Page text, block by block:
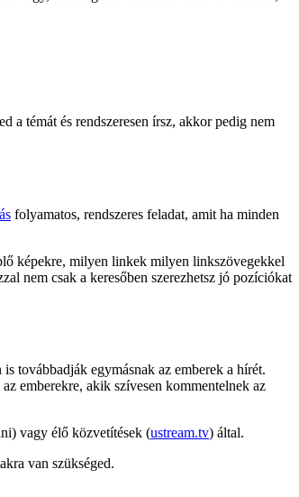
a témát és rendszeresen írsz, akkor pedig nem
folyamatos, rendszeres feladat, amit ha minden
képekre, milyen linkek milyen linkszövegekkel
nem csak a keresőben szerezhetsz jó pozíciókat
továbbadják egymásnak az emberek a hírét.
emberekre, akik szívesen kommentelnek az
vagy élő közvetítések (ustream.tv) által.
van szükséged.